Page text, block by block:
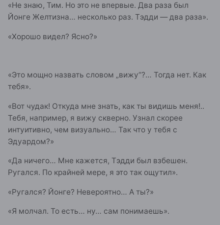
«Не знаю, Тим. Но это не впервые. Два раза был
Йонге Желтизна… несколько раз. Тэдди — два раза».
«Хорошо видел? Ясно?»
«Это мощно назвать словом „вижу“?… Тогда нет. Как
тебя».
«Вот чудак! Откуда мне знать, как ты видишь меня!..
Тебя, например, я вижу скверно. Узнал скорее
интуитивно, чем визуально… Так что у тебя с
Эдуардом?»
«Да ничего… Мне кажется, Тэдди был взбешен.
Ругался. По крайней мере, я это так ощутил».
«Ругался? Йонге? Невероятно… А ты?»
«Я молчал. То есть… ну… сам понимаешь».